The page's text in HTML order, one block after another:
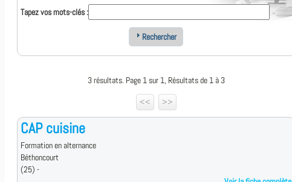
Tapez vos mots-clés :
Rechercher
3 résultats. Page 1 sur 1, Résultats de 1 à 3
<<
>>
CAP cuisine
Formation en alternance
Béthoncourt
(25) -